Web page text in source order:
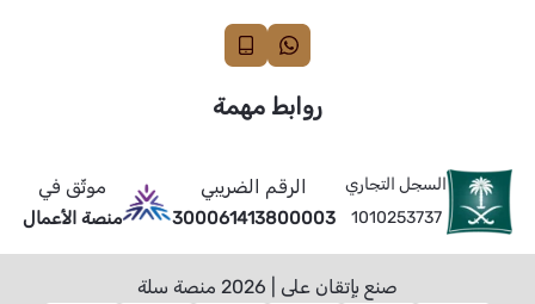
روابط مهمة
السجل التجاري
1010253737
الرقم الضريبي
300061413800003
موثّق في
منصة الأعمال
صنع بإتقان على | 2026 منصة سلة